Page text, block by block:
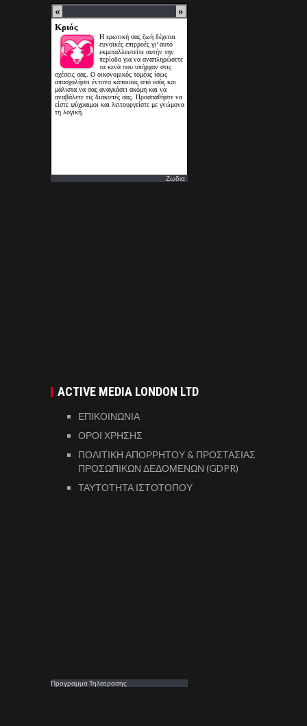
Ζωδια
ACTIVE MEDIA LONDON LTD
ΕΠΙΚΟΙΝΩΝΙΑ
ΟΡΟΙ ΧΡΗΣΗΣ
ΠΟΛΙΤΙΚΗ ΑΠΟΡΡΗΤΟΥ & ΠΡΟΣΤΑΣΙΑΣ
ΠΡΟΣΩΠΙΚΩΝ ΔΕΔΟΜΕΝΩΝ (GDPR)
ΤΑΥΤΟΤΗΤΑ ΙΣΤΟΤΟΠΟΥ
Προγραμμα Τηλεορασης